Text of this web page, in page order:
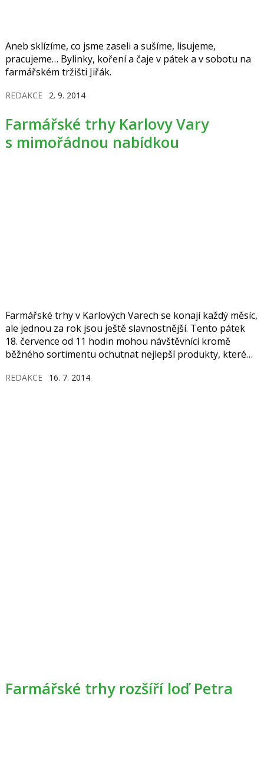
Aneb sklízíme, co jsme zaseli a sušíme, lisujeme,
pracujeme… Bylinky, koření a čaje v pátek a v sobotu na
farmářském tržišti Jiřák.
REDAKCE 2. 9. 2014
Farmářské trhy Karlovy Vary
s mimořádnou nabídkou
Farmářské trhy v Karlových Varech se konají každý měsíc,
ale jednou za rok jsou ještě slavnostnější. Tento pátek
18. července od 11 hodin mohou návštěvníci kromě
běžného sortimentu ochutnat nejlepší produkty, které
„Regionální potravina“.
REDAKCE 16. 7. 2014
Farmářské trhy rozšíří loď Petra